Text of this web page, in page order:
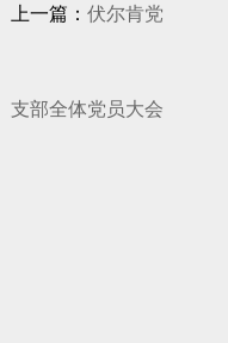
上一篇： 伏尔肯党
支部全体党员大会